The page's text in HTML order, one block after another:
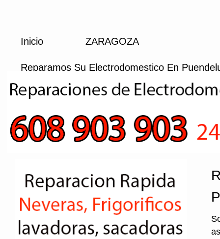
Inicio ZARAGOZA
Reparamos Su Electrodomestico En